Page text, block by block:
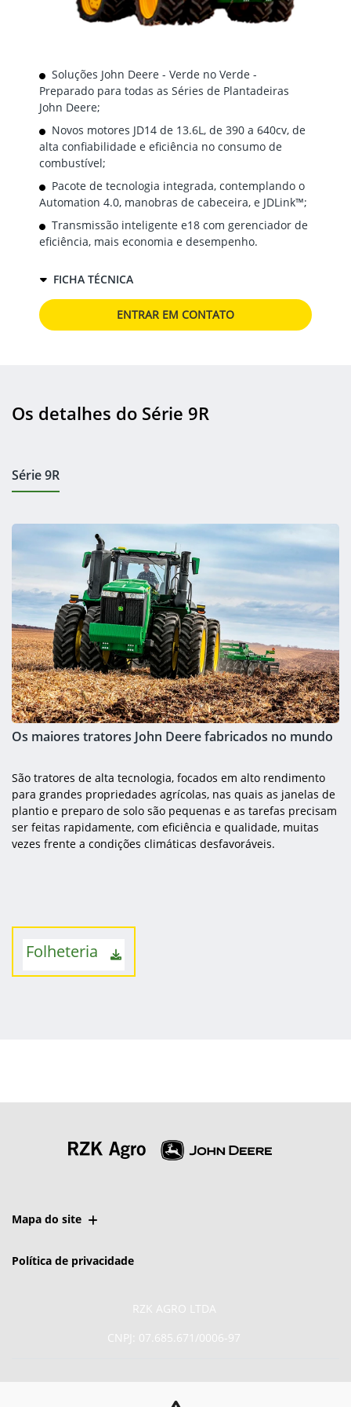
Soluções John Deere - Verde no Verde -
Preparado para todas as Séries de Plantadeiras
John Deere;
Novos motores JD14 de 13.6L, de 390 a 640cv, de
alta confiabilidade e eficiência no consumo de
combustível;
Pacote de tecnologia integrada, contemplando o
Automation 4.0, manobras de cabeceira, e JDLink™;
Transmissão inteligente e18 com gerenciador de
eficiência, mais economia e desempenho.
FICHA TÉCNICA
ENTRAR EM CONTATO
Os detalhes do Série 9R
Série 9R
Os maiores tratores John Deere fabricados no mundo
São tratores de alta tecnologia, focados em alto rendimento
para grandes propriedades agrícolas, nas quais as janelas de
plantio e preparo de solo são pequenas e as tarefas precisam
ser feitas rapidamente, com eficiência e qualidade, muitas
vezes frente a condições climáticas desfavoráveis.
Folheteria
Mapa do site
Política de privacidade
RZK AGRO LTDA
CNPJ: 07.685.671/0006-97